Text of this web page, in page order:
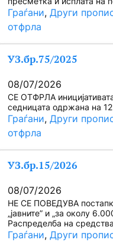
Граѓани, Други
отфрла
УЗ.бр.75/2025
08/07/2026
СЕ ОТФРЛА
седницата одржана на
Граѓани, Други
отфрла
УЗ.бр.15/2026
08/07/2026
НЕ СЕ ПОВЕДУВА
„јавните” и „за околу
Распределба на
Граѓани, Други